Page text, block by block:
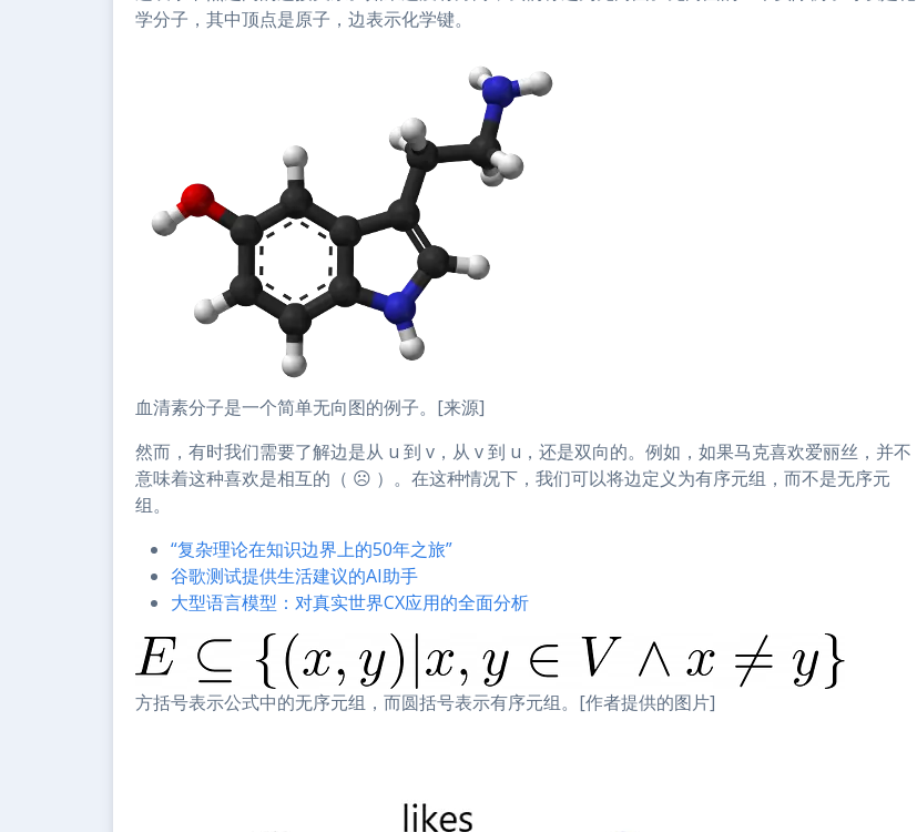
学分子，其中顶点是原子，边表示化学键。
血清素分子是一个简单无向图的例子。[来源]
然而，有时我们需要了解边是从 u 到 v，从 v 到 u，还是双向的。例如，如果马克喜欢爱丽丝，并不
意味着这种喜欢是相互的（ ☹ ）。在这种情况下，我们可以将边定义为有序元组，而不是无序元
组。
“复杂理论在知识边界上的50年之旅”
谷歌测试提供生活建议的AI助手
大型语言模型：对真实世界CX应用的全面分析
方括号表示公式中的无序元组，而圆括号表示有序元组。[作者提供的图片]